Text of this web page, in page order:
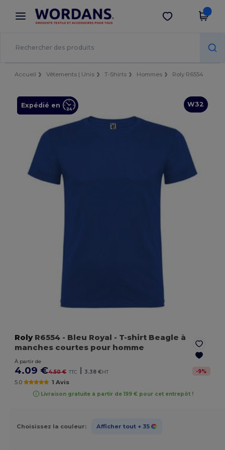
× Appli Wordans
Meilleurs prix sur l’app !
Obtenir l'appli
Accueil Vêtements | Unis T-Shirts Hommes Roly R6554
W32
Expédié en
RolyR6554 - Bleu Royal - T-shirt Beagle à
manches courtes pour homme
À partir de
4.09 €4.50 € TTC | 3.38 €HT -9%
5.0 1 Avis
Livraison gratuite à partir de 199 € pour cet entrepôt !
Choisissez la couleur: Afficher tout + 35